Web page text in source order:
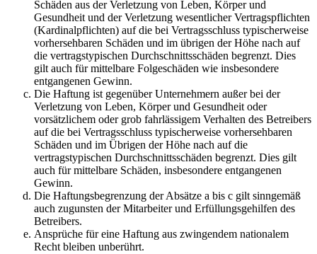
Schäden aus der Verletzung von Leben, Körper und
Gesundheit und der Verletzung wesentlicher Vertragspflichten
(Kardinalpflichten) auf die bei Vertragsschluss typischerweise
vorhersehbaren Schäden und im übrigen der Höhe nach auf
die vertragstypischen Durchschnittsschäden begrenzt. Dies
gilt auch für mittelbare Folgeschäden wie insbesondere
entgangenen Gewinn.
Die Haftung ist gegenüber Unternehmern außer bei der
Verletzung von Leben, Körper und Gesundheit oder
vorsätzlichem oder grob fahrlässigem Verhalten des Betreibers
auf die bei Vertragsschluss typischerweise vorhersehbaren
Schäden und im Übrigen der Höhe nach auf die
vertragstypischen Durchschnittsschäden begrenzt. Dies gilt
auch für mittelbare Schäden, insbesondere entgangenen
Gewinn.
Die Haftungsbegrenzung der Absätze a bis c gilt sinngemäß
auch zugunsten der Mitarbeiter und Erfüllungsgehilfen des
Betreibers.
Ansprüche für eine Haftung aus zwingendem nationalem
Recht bleiben unberührt.